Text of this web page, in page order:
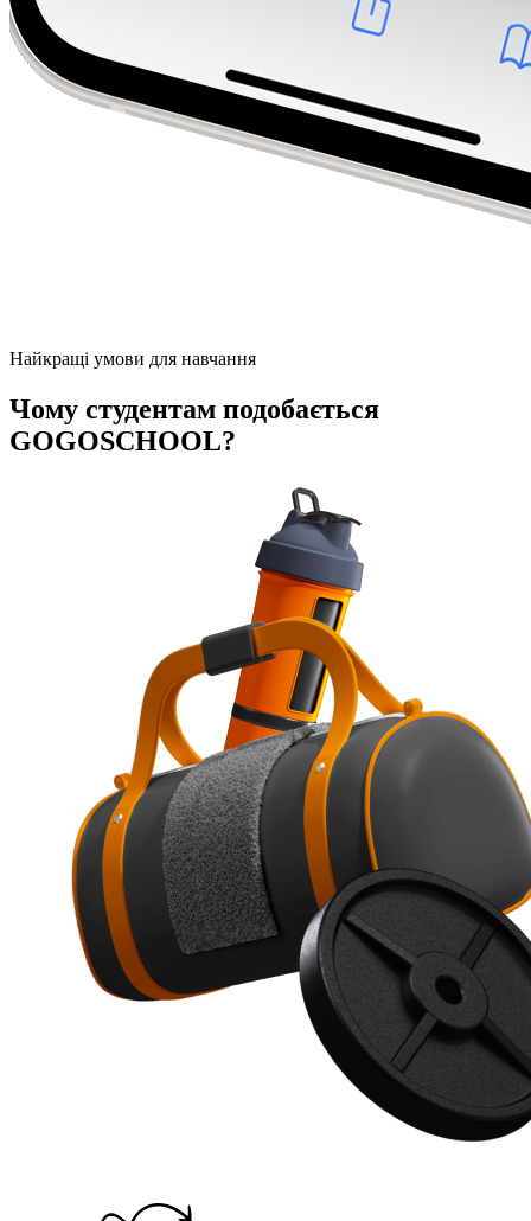
Найкращі умови для навчання
Чому студентам подобається
GOGOSCHOOL?